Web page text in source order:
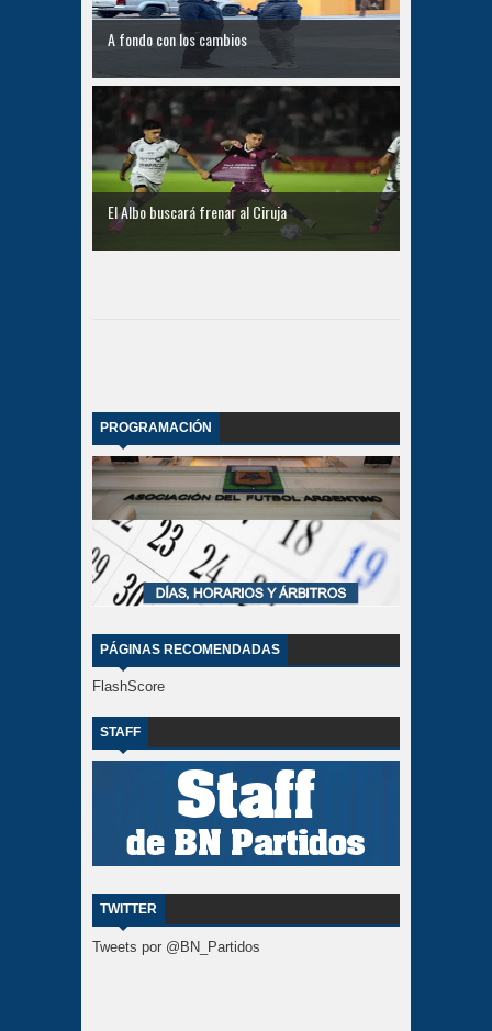
A fondo con los cambios
El Albo buscará frenar al Ciruja
PROGRAMACIÓN
PÁGINAS RECOMENDADAS
FlashScore
STAFF
TWITTER
Tweets por @BN_Partidos